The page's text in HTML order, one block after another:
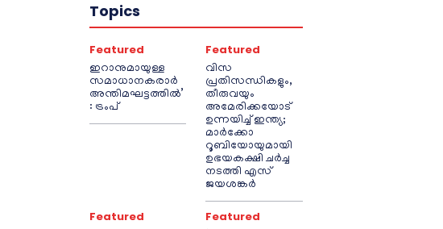
Topics
Featured
ഇറാനുമായുള്ള
സമാധാനകരാർ
അന്തിമഘട്ടത്തിൽ‌’
: ട്രംപ്
Featured
വിസ
പ്രതിസന്ധികളും,
തീരുവയും
അമേരിക്കയോട്
ഉന്നയിച്ച് ഇന്ത്യ;
മാർക്കോ
റൂബിയോയുമായി
ഉഭയകക്ഷി ചർച്ച
നടത്തി എസ്
ജയശങ്കർ
Featured Featured